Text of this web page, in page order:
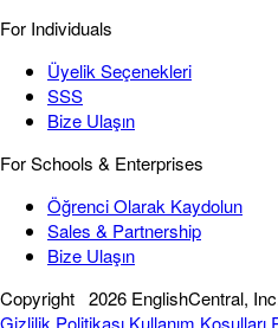
For Individuals
Üyelik Seçenekleri
SSS
Bize Ulaşın
For Schools & Enterprises
Öğrenci Olarak Kaydolun
Sales & Partnership
Bize Ulaşın
Copyright 2026 EnglishCentral,